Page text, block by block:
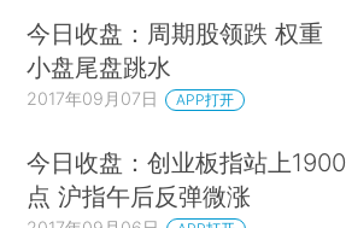
今日收盘：周期股领跌 权重
小盘尾盘跳水
2017年09月07日 APP打开
今日收盘：创业板指站上1900
点 沪指午后反弹微涨